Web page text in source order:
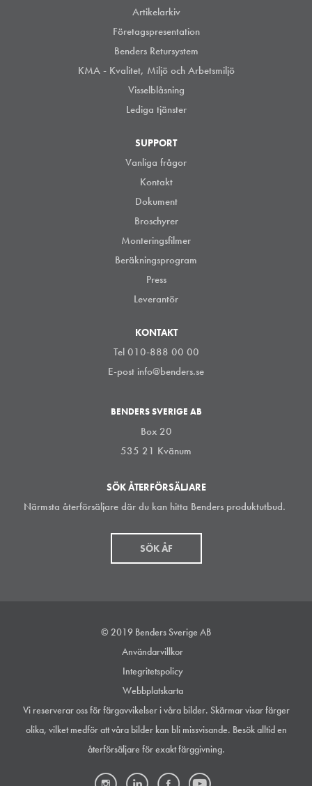
Artikelarkiv
Företagspresentation
Benders Retursystem
KMA - Kvalitet, Miljö och Arbetsmiljö
Visselblåsning
Lediga tjänster
SUPPORT
Vanliga frågor
Kontakt
Dokument
Broschyrer
Monteringsfilmer
Beräkningsprogram
Press
Leverantör
KONTAKT
Tel 010-888 00 00
E-post info@benders.se
BENDERS SVERIGE AB
Box 20
535 21 Kvänum
SÖK ÅTERFÖRSÄLJARE
Närmsta återförsäljare där du kan hitta Benders produktutbud.
SÖK ÅF
© 2019 Benders Sverige AB
Användarvillkor
Integritetspolicy
Webbplatskarta
Vi reserverar oss för färgavvikelser i våra bilder. Skärmar visar färger
olika, vilket medför att våra bilder kan bli missvisande. Besök alltid en
återförsäljare för exakt färggivning.